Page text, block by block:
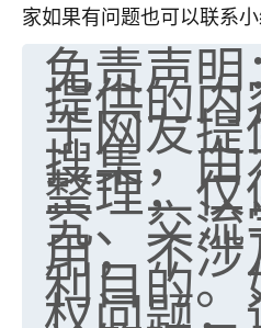
家如果有问题也可以联系小
免责声
提供的
于网友
搜集，
整理，
究、交
用，不
利目的
权问题
2天前 来自云南
优秀的张同学
老师收徒吗？？我对这
2天前 来自山西